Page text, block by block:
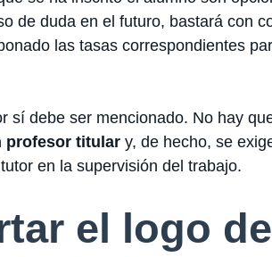
de duda en el futuro, bastará con
las tasas correspondientes
debe ser mencionado. No hay
profesor titular y, de hecho, se
en la supervisión del trabajo.
el logo